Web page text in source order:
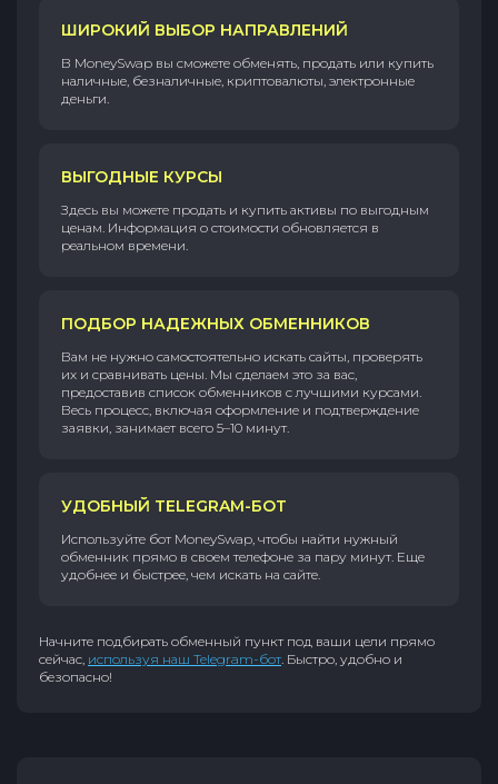
ШИРОКИЙ ВЫБОР НАПРАВЛЕНИЙ
В MoneySwap вы сможете обменять, продать или купить
наличные, безналичные, криптовалюты, электронные
деньги.
ВЫГОДНЫЕ КУРСЫ
Здесь вы можете продать и купить активы по выгодным
ценам. Информация о стоимости обновляется в
реальном времени.
ПОДБОР НАДЕЖНЫХ ОБМЕННИКОВ
Вам не нужно самостоятельно искать сайты, проверять
их и сравнивать цены. Мы сделаем это за вас,
предоставив список обменников с лучшими курсами.
Весь процесс, включая оформление и подтверждение
заявки, занимает всего 5–10 минут.
УДОБНЫЙ TELEGRAM-БОТ
Используйте бот MoneySwap, чтобы найти нужный
обменник прямо в своем телефоне за пару минут. Еще
удобнее и быстрее, чем искать на сайте.
Начните подбирать обменный пункт под ваши цели прямо
сейчас, используя наш Telegram-бот. Быстро, удобно и
безопасно!